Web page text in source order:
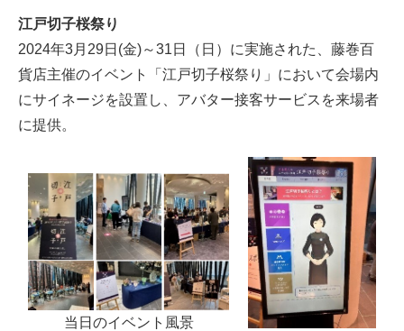
江戸切子桜祭り
2024年3月29日(金)～31日（日）に実施された、藤巻百
貨店主催のイベント「江戸切子桜祭り」において会場内
にサイネージを設置し、アバター接客サービスを来場者
に提供。
当日のイベント風景